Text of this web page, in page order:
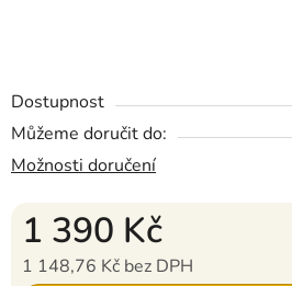
Dostupnost
Můžeme doručit do:
Možnosti doručení
1 390 Kč
1 148,76 Kč bez DPH